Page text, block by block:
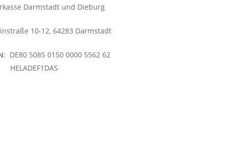
Darmstadt und Dieburg
10-12, 64283 Darmstadt
: DE80 5085 0150 0000 5562 62
HELADEF1DAS